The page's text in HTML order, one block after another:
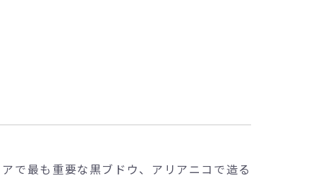
で最も重要な黒ブドウ、アリアニコで造る